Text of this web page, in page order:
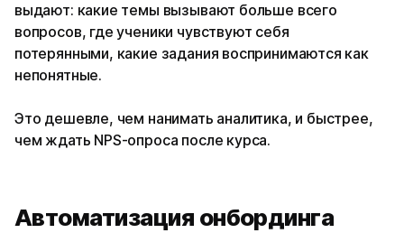
выдают: какие темы вызывают больше всего
вопросов, где ученики чувствуют себя
потерянными, какие задания воспринимаются как
непонятные.
Это дешевле, чем нанимать аналитика, и быстрее,
чем ждать NPS-опроса после курса.
Автоматизация онбординга